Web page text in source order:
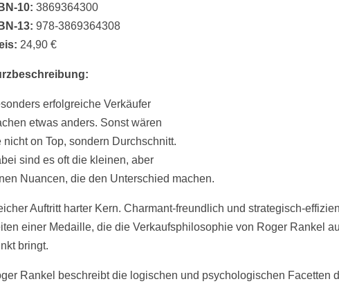
10: 3869364300
13: 978-3869364308
24,90 €
erfolgreiche Verkäufer
etwas anders. Sonst wären
nicht on Top, sondern Durchschnitt.
sind es oft die kleinen, aber
Nuancen, die den Unterschied machen.
Auftritt harter Kern. Charmant-freundlich und strategisch-
einer Medaille, die die Verkaufsphilosophie von Roger Rankel
bringt.
Rankel beschreibt die logischen und psychologischen Facetten